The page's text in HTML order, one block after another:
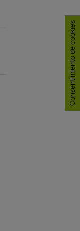
Consentimiento de cookies